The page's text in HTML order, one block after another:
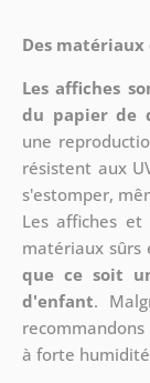
Des
Les affiches
du papier de
une
résistent aux
s'estomper,
Les affiches
matériaux sûrs
que ce soit
d'enfant.
recommandons
à forte